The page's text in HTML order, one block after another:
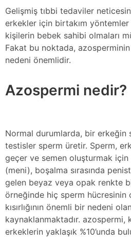
Gelişmiş tıbbi tedaviler
erkekler için birtakım
kişilerin bebek sahibi olmaları
Fakat bu noktada,
nedeni önemlidir.
Azospermi nedir?
Normal durumlarda, bir erkeğin
testisler sperm üretir. Sperm,
geçer ve semen oluşturmak için
(meni), boşalma sırasında
gelen beyaz veya opak renkte
örneğinde hiç sperm hücresinin
kısırlığının önemli bir nedeni
kaynaklanmaktadır. azospermi,
erkeklerin yaklaşık %10’unda